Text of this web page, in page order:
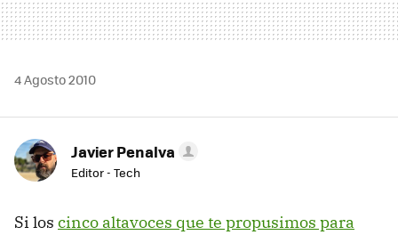
4 Agosto 2010
Javier Penalva
Editor - Tech
Si los cinco altavoces que te propusimos para